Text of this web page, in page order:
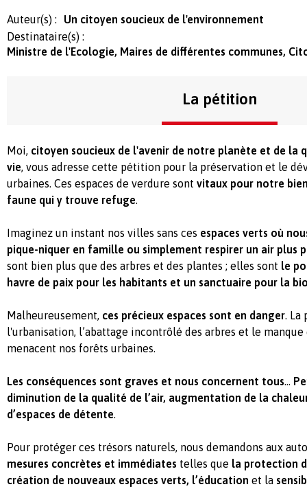
Auteur(s) :
Un citoyen soucieux de l'environnement
Destinataire(s) :
Ministre de l'Ecologie, Maires de différentes communes,
La pétition
Moi, citoyen soucieux de l'avenir de notre planète et de la
vie, vous adresse cette pétition pour la préservation et le
urbaines. Ces espaces de verdure sont vitaux pour notre
faune qui y trouve refuge.
Imaginez un instant nos villes sans ces espaces verts où
pique-niquer en famille ou simplement respirer un air plus
sont bien plus que des arbres et des plantes ; elles sont le
havre de paix pour les habitants et un sanctuaire pour la
Malheureusement, ces précieux espaces sont en danger. La
l'urbanisation, l’abattage incontrôlé des arbres et le
menacent nos forêts urbaines.
Les conséquences sont graves et nous concernent tous…
diminution de la qualité de l’air, augmentation de la
d’espaces de détente.
Pour protéger ces trésors naturels, nous demandons aux
mesures concrètes et immédiates telles que la protection
création de nouveaux espaces verts, l’éducation et la